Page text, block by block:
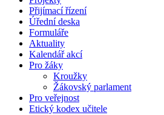
Přijímací řízení
Úřední deska
Formuláře
Aktuality
Kalendář akcí
Pro žáky
Kroužky
Žákovský parlament
Pro veřejnost
Etický kodex učitele